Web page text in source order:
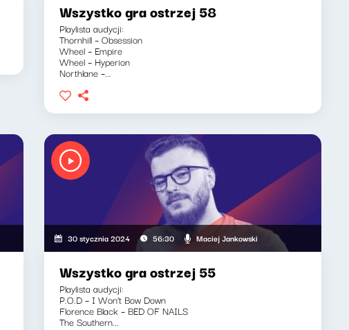
Wszystko gra ostrzej 58
Playlista audycji:
Thornhill – Obsession
Wheel – Empire
Wheel – Hyperion
Northlane –...
30 stycznia 2024 56:30 Maciej Jankowski
Wszystko gra ostrzej 55
Playlista audycji:
P.O.D – I Won’t Bow Down
Florence Black – BED OF NAILS
The Southern...